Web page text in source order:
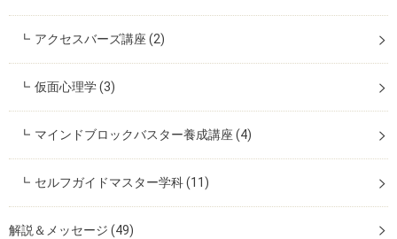
アクセスバーズ講座(2)
仮面心理学(3)
マインドブロックバスター養成講座(4)
セルフガイドマスター学科(11)
解説＆メッセージ (49)